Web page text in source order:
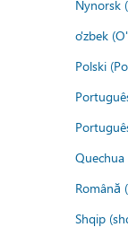
Nynorsk
o'zbek
Polski
Română
Shqip